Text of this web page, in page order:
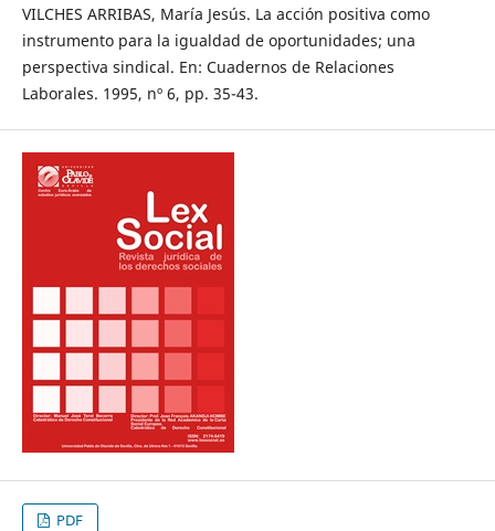
VILCHES ARRIBAS, María Jesús. La acción positiva como
instrumento para la igualdad de oportunidades; una
perspectiva sindical. En: Cuadernos de Relaciones
Laborales. 1995, nº 6, pp. 35-43.
PDF